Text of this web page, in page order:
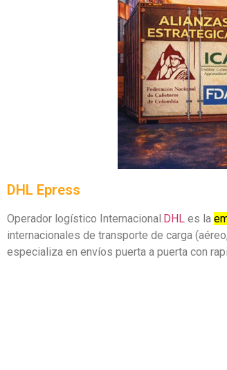
DHL Epress
Operador logístico Internacional.DHL es la
internacionales de transporte de carga
especializa en envíos puerta a puerta con